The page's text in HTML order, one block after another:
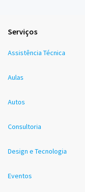
Serviços
Assistência Técnica
Aulas
Autos
Consultoria
Design e Tecnologia
Eventos